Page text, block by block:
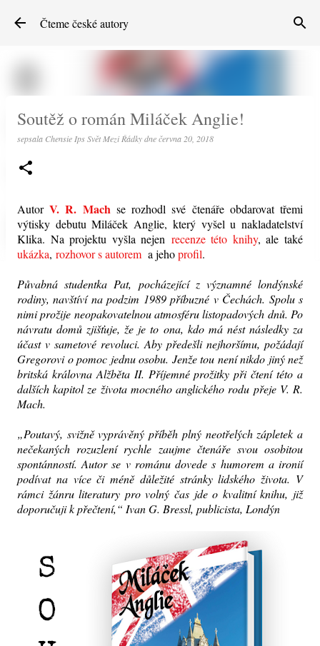
Přeskočit na hlavní obsah
Čteme české autory
Soutěž o román Miláček Anglie!
sepsala Chensie Ips Svět Mezi Řádkydnečervna 20, 2018
AutorV. R. Mach se rozhodl své čtenáře obdarovat třemi
výtisky debutu Miláček Anglie, který vyšel u nakladatelství
Klika. Na projektu vyšla nejen recenze této knihy, ale také
ukázka, rozhovor s autorem a jehoprofil.
Půvabná studentka Pat, pocházející z významné londýnské
rodiny, navštíví na podzim 1989 příbuzné v Čechách. Spolu s
nimi prožije neopakovatelnou atmosféru listopadových dnů. Po
návratu domů zjišťuje, že je to ona, kdo má nést následky za
účast v sametové revoluci. Aby předešli nejhoršímu, požádají
Gregorovi o pomoc jednu osobu. Jenže tou není nikdo jiný než
britská královna Alžběta II. Příjemné prožitky při čtení této a
dalších kapitol ze života mocného anglického rodu přeje V. R.
Mach.
„Poutavý, svižně vyprávěný příběh plný neotřelých zápletek a
nečekaných rozuzlení rychle zaujme čtenáře svou osobitou
spontánností. Autor se v románu dovede s humorem a ironií
podívat na více či méně důležité stránky lidského života. V
rámci žánru literatury pro volný čas jde o kvalitní knihu, již
doporučuji k přečtení,“ Ivan G. Bressl, publicista, Londýn